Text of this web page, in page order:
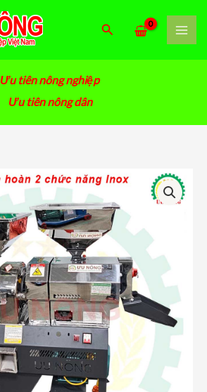
Tìm
Ưu tiên nông nghiệp
Ưu tiên nông dân